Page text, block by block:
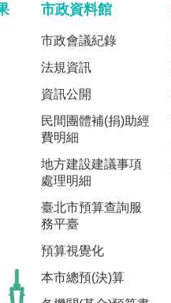
市政資料館
市政會議紀錄
法規資訊
資訊公開
民間團體補(捐)助經
費明細
地方建設建議事項
處理明細
臺北市預算查詢服
務平臺
預算視覺化
本市總預(決)算